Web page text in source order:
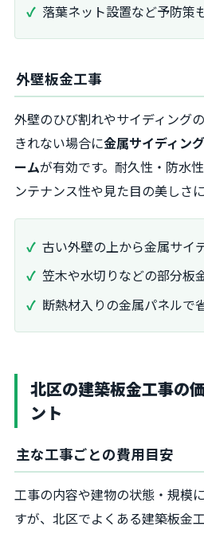
落葉ネット設置など予防策
外壁板金工事
外壁のひび割れやサイディング
きれない場合に金属サイディン
ームが有効です。耐久性・防水
ンテナンス性や見た目の美しさ
古い外壁の上から金属サイ
笠木や水切りなどの部分板
断熱材入りの金属パネルで
北区の建築板金工事の
ント
主な工事ごとの費用目安
工事の内容や建物の状態・規模
すが、北区でよくある建築板金